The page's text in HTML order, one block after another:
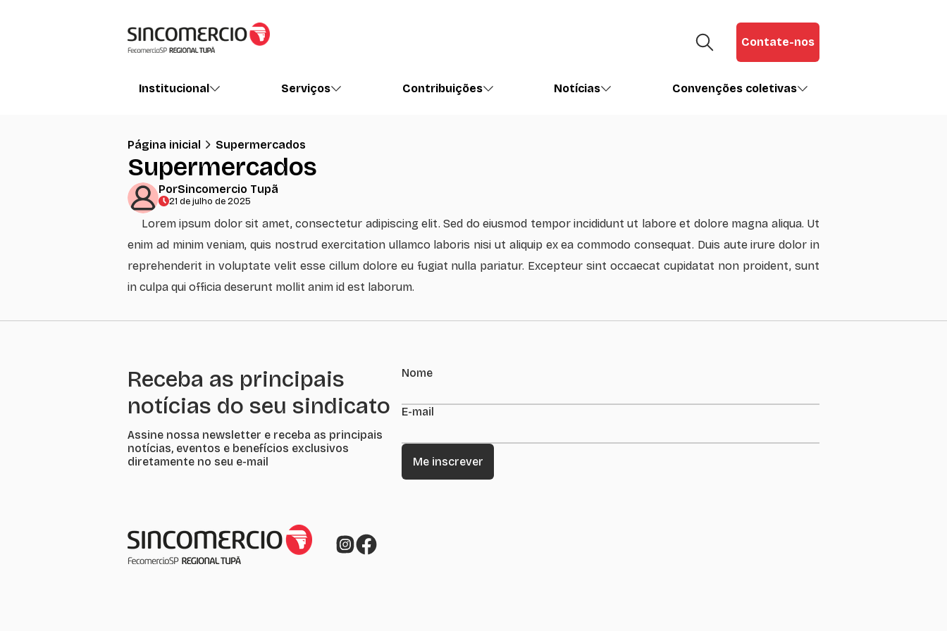
Contate-nos
Institucional Serviços Contribuições Notícias Convenções coletivas
Página inicial Supermercados
Supermercados
PorSincomercio Tupã
21 de julho de 2025
Lorem ipsum dolor sit amet, consectetur adipiscing elit. Sed do eiusmod tempor incididunt ut labore et dolore magna aliqua. Ut
enim ad minim veniam, quis nostrud exercitation ullamco laboris nisi ut aliquip ex ea commodo consequat. Duis aute irure dolor in
reprehenderit in voluptate velit esse cillum dolore eu fugiat nulla pariatur. Excepteur sint occaecat cupidatat non proident, sunt
in culpa qui officia deserunt mollit anim id est laborum.
Receba as principais
notícias do seu sindicato
Assine nossa newsletter e receba as principais
notícias, eventos e benefícios exclusivos
diretamente no seu e-mail
Nome
E-mail